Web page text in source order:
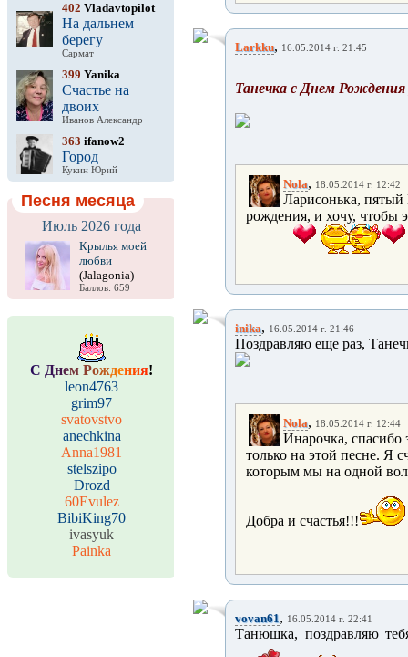
402 Vladavtopilot
На дальнем
берегу
Сармат
399 Yanika
Счастье на
двоих
Иванов Александр
363 ifanow2
Город
Кукин Юрий
Песня месяца
Июль 2026 года
Крылья моей
любви
(Jalagonia)
Баллов: 659
С Днем Рождения!
leon4763
grim97
svatovstvo
anechkina
Anna1981
stelszipo
Drozd
60Evulez
BibiKing70
ivasyuk
Painka
Larkku, 16.05.2014 г. 21:45
Танечка с Днем Рождения
Nola, 18.05.2014 г. 12:42
Ларисонька,
рождения, и хочу,
inika, 16.05.2014 г. 21:46
Поздравляю еще раз,
Nola, 18.05.2014 г. 12:44
Инарочка, спасибо
только на этой песне. Я
которым мы на одной
Добра и счастья!!!
vovan61, 16.05.2014 г. 22:41
Танюшка, поздравляю